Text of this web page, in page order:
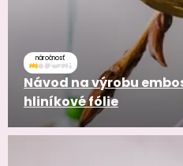
náročnosť
Návod na výrobu
hliníkové fólie